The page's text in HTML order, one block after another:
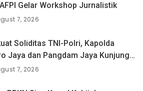
Gelar Workshop Jurnalistik
7, 2026
Soliditas TNI-Polri, Kapolda
Jaya dan Pangdam Jaya Kunjungi
Brimob Polri
7, 2026